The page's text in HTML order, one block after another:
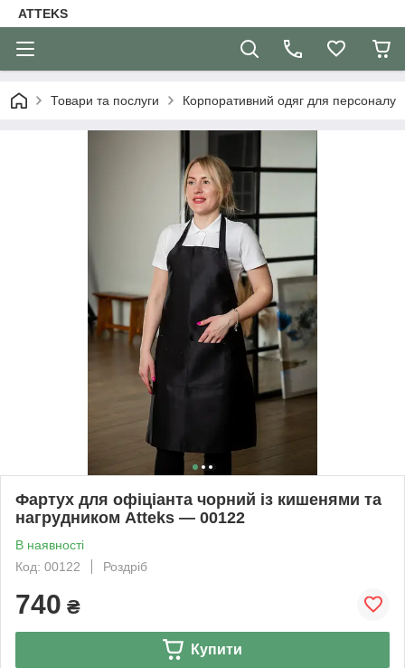
ATTEKS
Товари та послуги Корпоративний одяг для персоналу
Фартух для офіціанта чорний із кишенями та
нагрудником Atteks — 00122
В наявності
Код: 00122
Роздріб
740 ₴
Купити